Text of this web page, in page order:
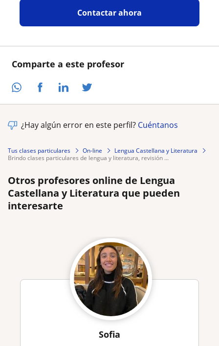
Comparte a este profesor
Contactar ahora
¿Hay algún error en este perfil? Cuéntanos
Tus clases particulares On-line
Lengua Castellana y Literatura
brindo clases particulares de lengua y literatura, revisión ...
Otros profesores online de Lengua
Castellana y Literatura que pueden
interesarte
Sofia